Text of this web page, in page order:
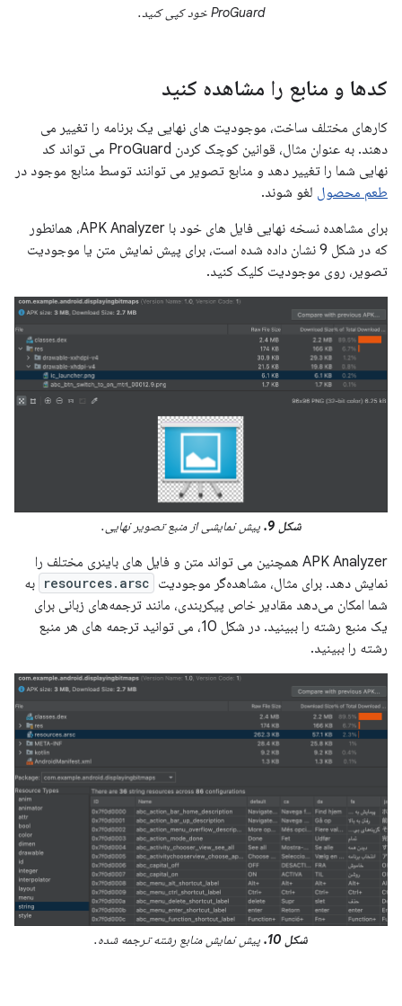
ProGuard خود کپی کنید.
کدها و منابع را مشاهده کنید
کارهای مختلف ساخت، موجودیت های نهایی یک برنامه را تغییر می
دهند. به عنوان مثال، قوانین کوچک کردن ProGuard می تواند کد
نهایی شما را تغییر دهد و منابع تصویر می توانند توسط منابع موجود در
طعم محصول لغو شوند.
برای مشاهده نسخه نهایی فایل های خود با APK Analyzer، همانطور
که در شکل 9 نشان داده شده است، برای پیش نمایش متن یا موجودیت
تصویر، روی موجودیت کلیک کنید.
شکل 9. پیش نمایشی از منبع تصویر نهایی.
APK Analyzer همچنین می تواند متن و فایل های باینری مختلف را
نمایش دهد. برای مثال، مشاهده‌گر موجودیت resources.arsc به
شما امکان می‌دهد مقادیر خاص پیکربندی، مانند ترجمه‌های زبانی برای
یک منبع رشته را ببینید. در شکل 10، می توانید ترجمه های هر منبع
رشته را ببینید.
شکل 10. پیش نمایش منابع رشته ترجمه شده.